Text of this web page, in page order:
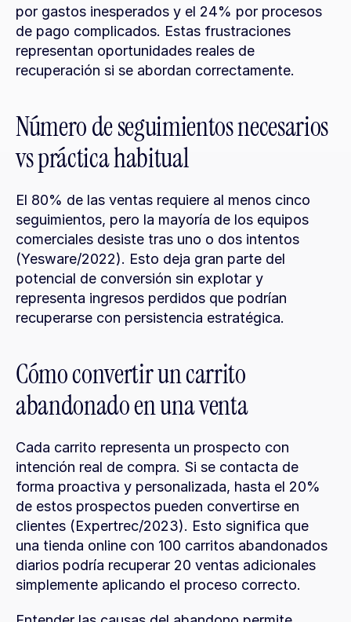
por gastos inesperados y el 24% por procesos
de pago complicados. Estas frustraciones
representan oportunidades reales de
recuperación si se abordan correctamente.
Número de seguimientos necesarios
vs práctica habitual
El 80% de las ventas requiere al menos cinco
seguimientos, pero la mayoría de los equipos
comerciales desiste tras uno o dos intentos
(Yesware/2022). Esto deja gran parte del
potencial de conversión sin explotar y
representa ingresos perdidos que podrían
recuperarse con persistencia estratégica.
Cómo convertir un carrito
abandonado en una venta
Cada carrito representa un prospecto con
intención real de compra. Si se contacta de
forma proactiva y personalizada, hasta el 20%
de estos prospectos pueden convertirse en
clientes (Expertrec/2023). Esto significa que
una tienda online con 100 carritos abandonados
diarios podría recuperar 20 ventas adicionales
simplemente aplicando el proceso correcto.